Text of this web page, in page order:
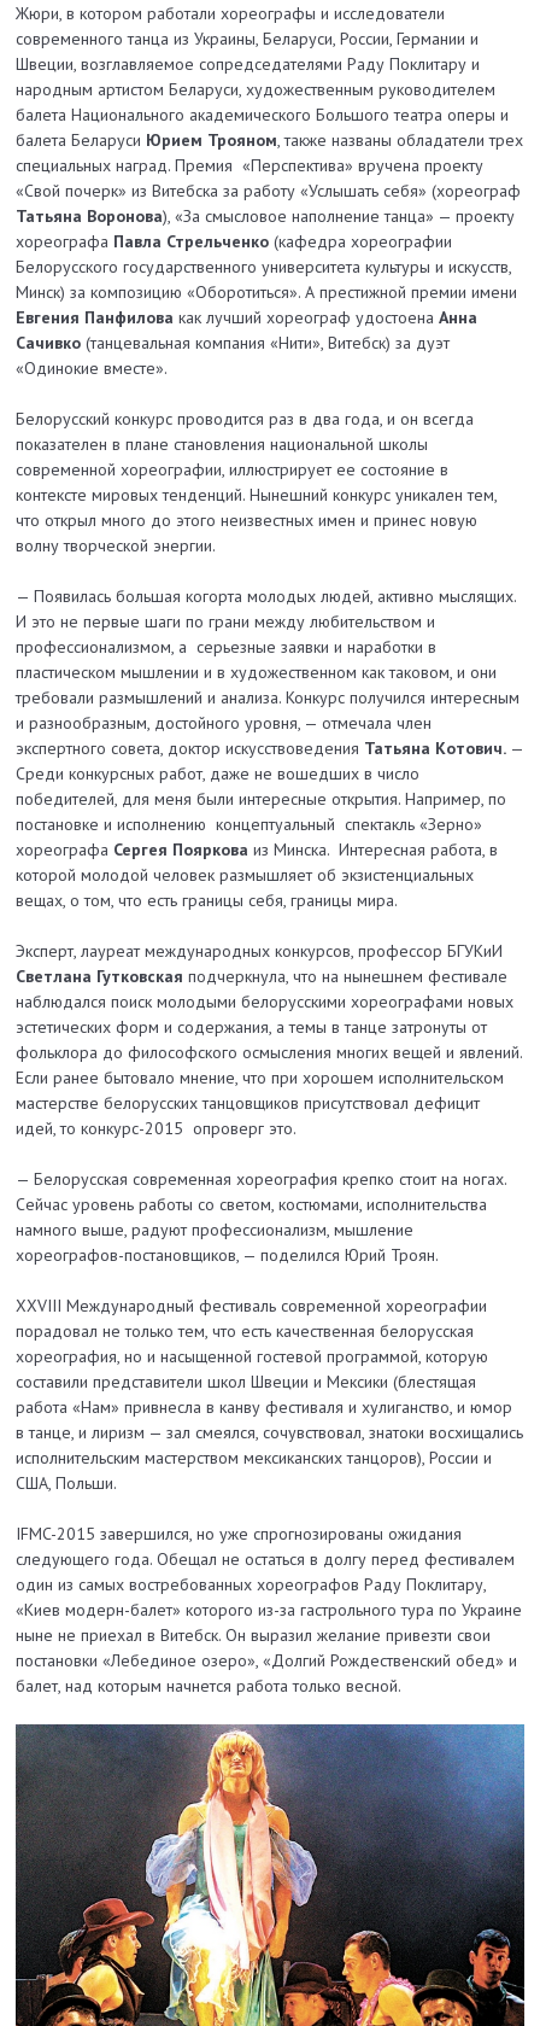
Жюри, в котором работали хореографы и исследователи
современного танца из Украины, Беларуси, России, Германии и
Швеции, возглавляемое сопредседателями Раду Поклитару и
народным артистом Беларуси, художественным руководителем
балета Национального академического Большого театра оперы и
балета Беларуси Юрием Трояном , также названы обладатели трех
специальных наград. Премия «Перспектива» вручена проекту
«Свой почерк» из Витебска за работу «Услышать себя» (хореограф
Татьяна Воронова), «За смысловое наполнение танца» — проекту
хореографа Павла Стрельченко (кафедра хореографии
Белорусского государственного университета культуры и искусств,
Минск) за композицию «Оборотиться». А престижной премии имени
Евгения Панфилова как лучший хореограф удостоенаАнна
Сачивко (танцевальная компания «Нити», Витебск) за дуэт
«Одинокие вместе».
Белорусский конкурс проводится раз в два года, и он всегда
показателен в плане становления национальной школы
современной хореографии, иллюстрирует ее состояние в
контексте мировых тенденций. Нынешний конкурс уникален тем,
что открыл много до этого неизвестных имен и принес новую
волну творческой энергии.
— Появилась большая когорта молодых людей, активно мыслящих.
И это не первые шаги по грани между любительством и
профессионализмом, а серьезные заявки и наработки в
пластическом мышлении и в художественном как таковом, и они
требовали размышлений и анализа. Конкурс получился интересным
и разнообразным, достойного уровня, — отмечала член
экспертного совета, доктор искусствоведения Татьяна Котович. —
Среди конкурсных работ, даже не вошедших в число
победителей, для меня были интересные открытия. Например, по
постановке и исполнению концептуальный спектакль «Зерно»
хореографа Сергея Пояркова из Минска. Интересная работа, в
которой молодой человек размышляет об экзистенциальных
вещах, о том, что есть границы себя, границы мира.
Эксперт, лауреат международных конкурсов, профессор БГУКиИ
Светлана Гутковская подчеркнула, что на нынешнем фестивале
наблюдался поиск молодыми белорусскими хореографами новых
эстетических форм и содержания, а темы в танце затронуты от
фольклора до философского осмысления многих вещей и явлений.
Если ранее бытовало мнение, что при хорошем исполнительском
мастерстве белорусских танцовщиков присутствовал дефицит
идей, то конкурс-2015 опроверг это.
— Белорусская современная хореография крепко стоит на ногах.
Сейчас уровень работы со светом, костюмами, исполнительства
намного выше, радуют профессионализм, мышление
хореографов-постановщиков, — поделился Юрий Троян.
XXVIII Международный фестиваль современной хореографии
порадовал не только тем, что есть качественная белорусская
хореография, но и насыщенной гостевой программой, которую
составили представители школ Швеции и Мексики (блестящая
работа «Нам» привнесла в канву фестиваля и хулиганство, и юмор
в танце, и лиризм — зал смеялся, сочувствовал, знатоки восхищались
исполнительским мастерством мексиканских танцоров), России и
США, Польши.
IFMC-2015 завершился, но уже спрогнозированы ожидания
следующего года. Обещал не остаться в долгу перед фестивалем
один из самых востребованных хореографов Раду Поклитару,
«Киев модерн-балет» которого из-за гастрольного тура по Украине
ныне не приехал в Витебск. Он выразил желание привезти свои
постановки «Лебединое озеро», «Долгий Рождественский обед» и
балет, над которым начнется работа только весной.